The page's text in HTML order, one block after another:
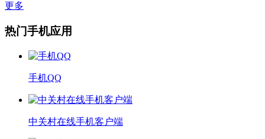
更多
热门手机应用
手机QQ
中关村在线手机客户端